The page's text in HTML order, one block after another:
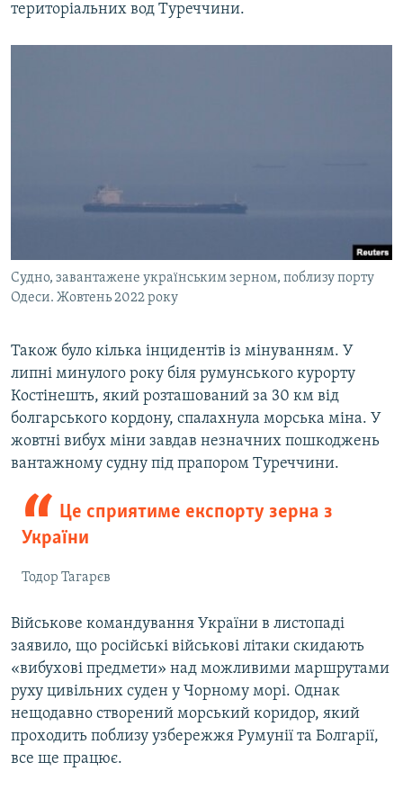
територіальних вод Туреччини.
Судно, завантажене українським зерном, поблизу порту
Одеси. Жовтень 2022 року
Також було кілька інцидентів із мінуванням. У
липні минулого року біля румунського курорту
Костінешть, який розташований за 30 км від
болгарського кордону, спалахнула морська міна. У
жовтні вибух міни завдав незначних пошкоджень
вантажному судну під прапором Туреччини.
Це сприятиме експорту зерна з
України
Тодор Тагарєв
Військове командування України в листопаді
заявило, що російські військові літаки скидають
«вибухові предмети» над можливими маршрутами
руху цивільних суден у Чорному морі. Однак
нещодавно створений морський коридор, який
проходить поблизу узбережжя Румунії та Болгарії,
все ще працює.